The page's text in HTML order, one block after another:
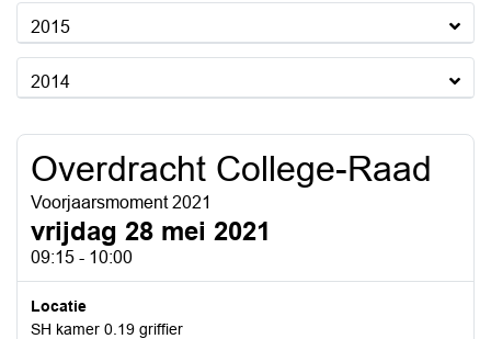
2015
2014
Overdracht College-Raad
Voorjaarsmoment 2021
vrijdag 28 mei 2021
09:15 - 10:00
Locatie
SH kamer 0.19 griffier